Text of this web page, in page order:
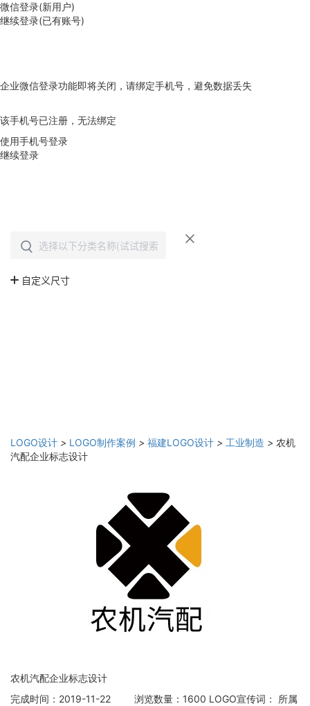
微信登录(新用户)
继续登录(已有账号)
企业微信登录功能即将关闭，请绑定手机号，避免数据丢失
该手机号已注册，无法绑定
使用手机号登录
继续登录
LOGO设计 > LOGO制作案例 > 福建LOGO设计 > 工业制造 > 农机
汽配企业标志设计
农机汽配企业标志设计
完成时间：2019-11-22
浏览数量：1600 LOGO宣传词：
所属